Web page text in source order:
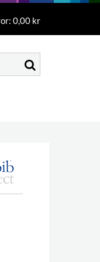
0,00 kr